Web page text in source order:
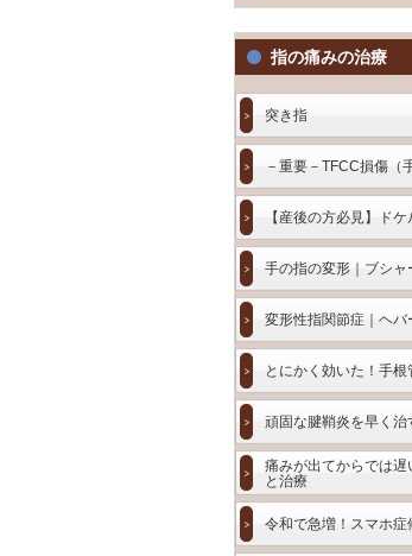
指の痛みの治療
突き指
－重要－TFCC損傷（
【産後の方必見】ド
手の指の変形｜ブシャ
変形性指関節症｜ヘバ
とにかく効いた！手
頑固な腱鞘炎を早く治
痛みが出てからでは遅
と治療
令和で急増！スマホ症